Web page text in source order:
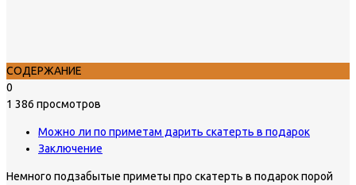
СОДЕРЖАНИЕ
0
1 386 просмотров
Можно ли по приметам дарить скатерть в подарок
Заключение
Немного подзабытые приметы про скатерть в подарок порой